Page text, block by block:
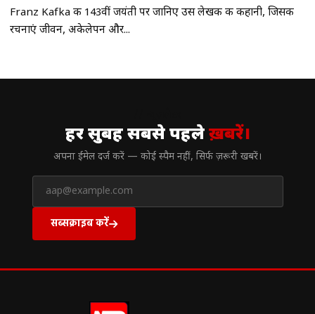
Franz Kafka की 143वीं जयंती पर जानिए उस लेखक की कहानी, जिसकी
रचनाएं जीवन, अकेलेपन और...
हर सुबह सबसे पहलेख़बरें।
अपना ईमेल दर्ज करें — कोई स्पैम नहीं, सिर्फ ज़रूरी खबरें।
सब्सक्राइब करें